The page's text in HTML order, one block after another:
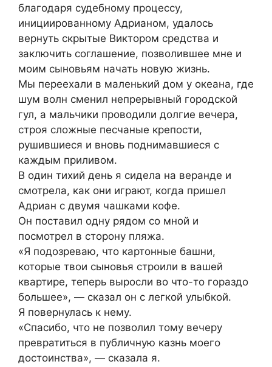
благодаря судебному процессу,
инициированному Адрианом, удалось
вернуть скрытые Виктором средства и
заключить соглашение, позволившее мне и
моим сыновьям начать новую жизнь.
Мы переехали в маленький дом у океана, где
шум волн сменил непрерывный городской
гул, а мальчики проводили долгие вечера,
строя сложные песчаные крепости,
рушившиеся и вновь поднимавшиеся с
каждым приливом.
В один тихий день я сидела на веранде и
смотрела, как они играют, когда пришел
Адриан с двумя чашками кофе.
Он поставил одну рядом со мной и
посмотрел в сторону пляжа.
«Я подозреваю, что картонные башни,
которые твои сыновья строили в вашей
квартире, теперь выросли во что-то гораздо
большее», — сказал он с легкой улыбкой.
Я повернулась к нему.
«Спасибо, что не позволил тому вечеру
превратиться в публичную казнь моего
достоинства», — сказала я.